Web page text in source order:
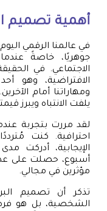
أهمية تصميم
في عالمنا الرقمي
جوهريًا، خاصةً
الاجتماعي. في
الافتراضية، وهو
ومهاراتنا أمام
يلفت الانتباه ويبرز
لقد مررت بتجربة
احترافية. كنت
الإيجابية، أدركت
أسبوع، حصلت على
مؤثرين في مجالي.
تذكر أن تصميم
الشخصية، بل هو